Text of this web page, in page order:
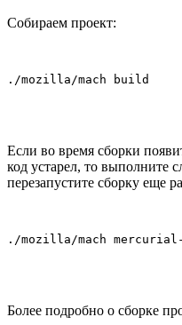
Собираем проект:
./mozilla/mach build
Если во время сборки
код устарел, то выполните
перезапустите сборку еще
./mozilla/mach
Более подробно о сборке